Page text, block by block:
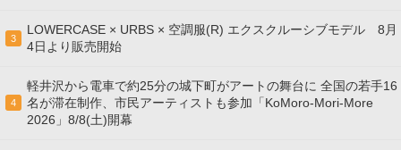
3
LOWERCASE × URBS × 空調服(R) エクスクルーシブモデル 8月
4日より販売開始
4
軽井沢から電車で約25分の城下町がアートの舞台に 全国の若手16
名が滞在制作、市民アーティストも参加「KoMoro-Mori-More
2026」8/8(土)開幕